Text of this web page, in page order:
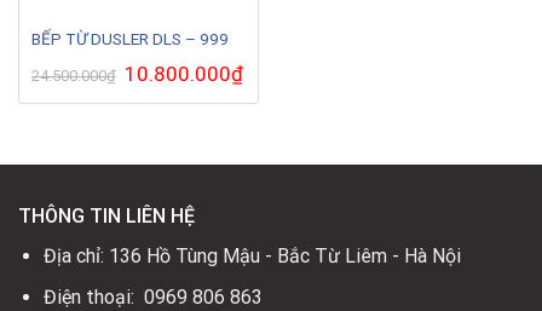
BẾP TỪ DUSLER DLS – 999
24.500.000₫ Giá
gốc
là:
10.800.000₫Giá
hiện
tại
THÔNG TIN LIÊN HỆ
Địa chỉ: 136 Hồ Tùng Mậu - Bắc Từ Liêm - Hà Nội
Điện thoại: 0969 806 863